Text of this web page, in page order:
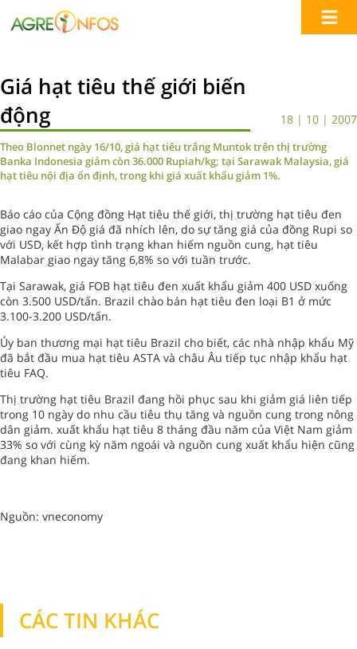
Giá hạt tiêu thế giới biến
động
18 | 10 | 2007
Theo Blonnet ngày 16/10, giá hạt tiêu trắng Muntok trên thị trường
Banka Indonesia giảm còn 36.000 Rupiah/kg; tại Sarawak Malaysia, giá
hạt tiêu nội địa ổn định, trong khi giá xuất khẩu giảm 1%.
Báo cáo của Cộng đồng Hạt tiêu thế giới, thị trường hạt tiêu đen
giao ngay Ấn Độ giá đã nhích lên, do sự tăng giá của đồng Rupi so
với USD, kết hợp tình trạng khan hiếm nguồn cung, hạt tiêu
Malabar giao ngay tăng 6,8% so với tuần trước.
Tại Sarawak, giá FOB hạt tiêu đen xuất khẩu giảm 400 USD xuống
còn 3.500 USD/tấn. Brazil chào bán hạt tiêu đen loại B1 ở mức
3.100-3.200 USD/tấn.
Ủy ban thương mại hạt tiêu Brazil cho biết, các nhà nhập khẩu Mỹ
đã bắt đầu mua hạt tiêu ASTA và châu Âu tiếp tục nhập khẩu hạt
tiêu FAQ.
Thị trường hạt tiêu Brazil đang hồi phục sau khi giảm giá liên tiếp
trong 10 ngày do nhu cầu tiêu thụ tăng và nguồn cung trong nông
dân giảm. xuất khẩu hạt tiêu 8 tháng đầu năm của Việt Nam giảm
33% so với cùng kỳ năm ngoái và nguồn cung xuất khẩu hiện cũng
đang khan hiếm.
Nguồn: vneconomy
CÁC TIN KHÁC